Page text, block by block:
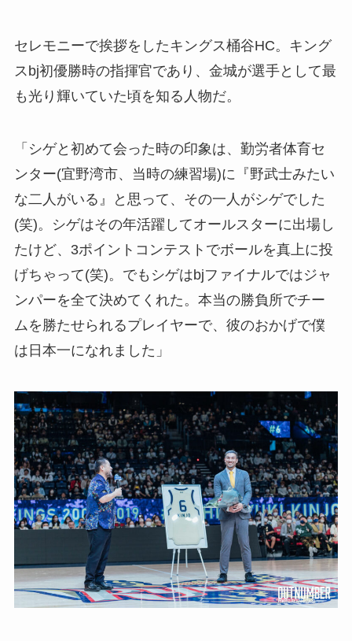
セレモニーで挨拶をしたキングス桶谷HC。キング
スbj初優勝時の指揮官であり、金城が選手として最
も光り輝いていた頃を知る人物だ。
「シゲと初めて会った時の印象は、勤労者体育セ
ンター(宜野湾市、当時の練習場)に『野武士みたい
な二人がいる』と思って、その一人がシゲでした
(笑)。シゲはその年活躍してオールスターに出場し
たけど、3ポイントコンテストでボールを真上に投
げちゃって(笑)。でもシゲはbjファイナルではジャ
ンパーを全て決めてくれた。本当の勝負所でチー
ムを勝たせられるプレイヤーで、彼のおかげで僕
は日本一になれました」